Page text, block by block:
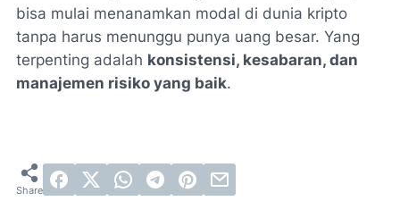
bisa mulai menanamkan modal di dunia kripto
tanpa harus menunggu punya uang besar. Yang
terpenting adalah konsistensi, kesabaran, dan
manajemen risiko yang baik.